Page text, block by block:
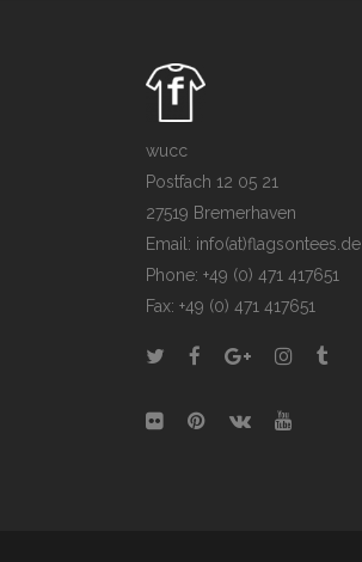
wucc
Postfach 12 05 21
27519 Bremerhaven
Email: info(at)flagsontees.de
Phone: +49 (0) 471 417651
Fax: +49 (0) 471 417651